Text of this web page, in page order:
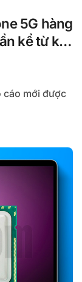
5G hàng
kể từ khi